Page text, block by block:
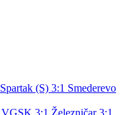
Spartak (S) 3:1 Smederevo
VGSK 3:1 Železničar 3:1